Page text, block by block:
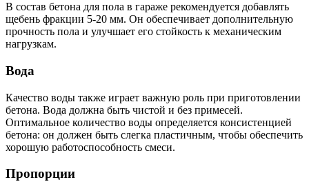
В состав бетона для пола в гараже рекомендуется добавлять
щебень фракции 5-20 мм. Он обеспечивает дополнительную
прочность пола и улучшает его стойкость к механическим
нагрузкам.
Вода
Качество воды также играет важную роль при приготовлении
бетона. Вода должна быть чистой и без примесей.
Оптимальное количество воды определяется консистенцией
бетона: он должен быть слегка пластичным, чтобы обеспечить
хорошую работоспособность смеси.
Пропорции